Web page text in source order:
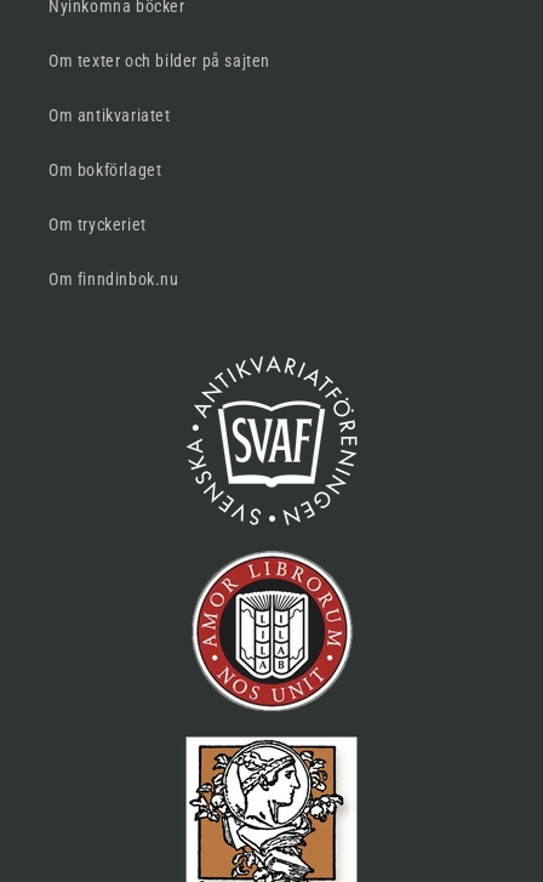
Nyinkomna böcker
Om texter och bilder på sajten
Om antikvariatet
Om bokförlaget
Om tryckeriet
Om finndinbok.nu